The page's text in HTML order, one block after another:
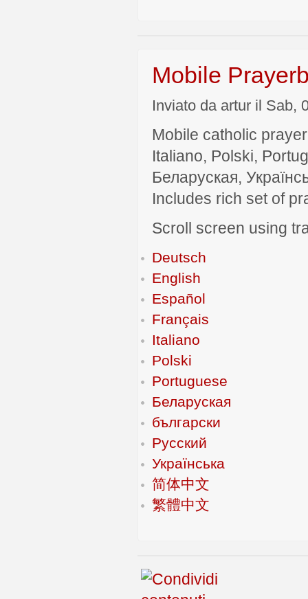
Mobile
Inviato da artur il Sab,
Mobile catholic
Italiano, Polski,
Беларуская,
Includes rich set of
Scroll screen using
Deutsch
English
Español
Français
Italiano
Polski
Portuguese
Беларуская
български
Русский
Українська
简体中文
繁體中文